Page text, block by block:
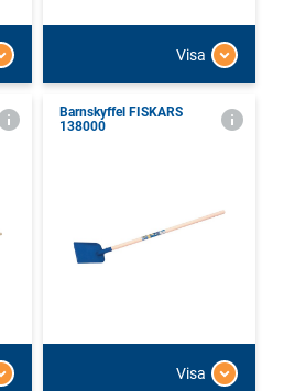
Visa
Barnskyffel FISKARS
138000
Visa